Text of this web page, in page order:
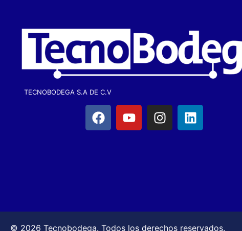
TECNOBODEGA S.A DE C.V
© 2026 Tecnobodega. Todos los derechos reservados.